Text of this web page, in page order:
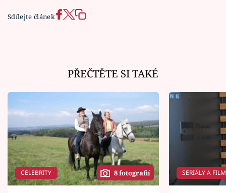
Sdílejte článek
PŘEČTĚTE SI TAKÉ
CELEBRITY 8 fotografií SERIÁLY A